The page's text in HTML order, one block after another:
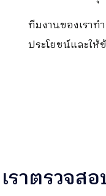
ทีมงานของเรา
ประโยชน์และใ
เราตรวจส